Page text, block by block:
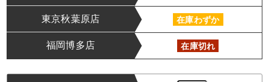
東京秋葉原店 在庫わずか
福岡博多店 在庫切れ